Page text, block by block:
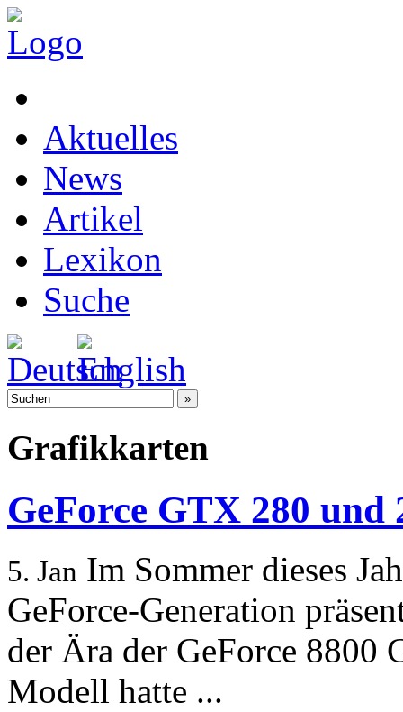
Aktuelles
News
Artikel
Lexikon
Suche
Grafikkarten
GeForce GTX 280 und
5. Jan Im Sommer dieses
GeForce-Generation
der Ära der GeForce 8800
Modell hatte ...